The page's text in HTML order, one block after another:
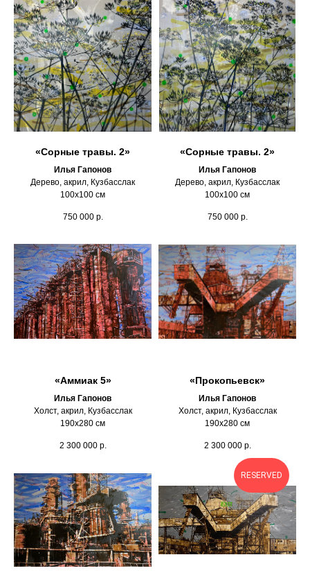
«Сорные травы. 2»
Илья Гапонов
Дерево, акрил, Кузбасслак
100х100 см
750 000 р.
«Сорные травы. 2»
Илья Гапонов
Дерево, акрил, Кузбасслак
100х100 см
750 000 р.
«Аммиак 5»
Илья Гапонов
Холст, акрил, Кузбасслак
190х280 см
2 300 000 р.
«Прокопьевск»
Илья Гапонов
Холст, акрил, Кузбасслак
190х280 см
2 300 000 р.
RESERVED